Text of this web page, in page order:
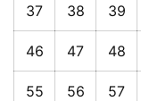
37 38 39
46 47 48
55 56 57